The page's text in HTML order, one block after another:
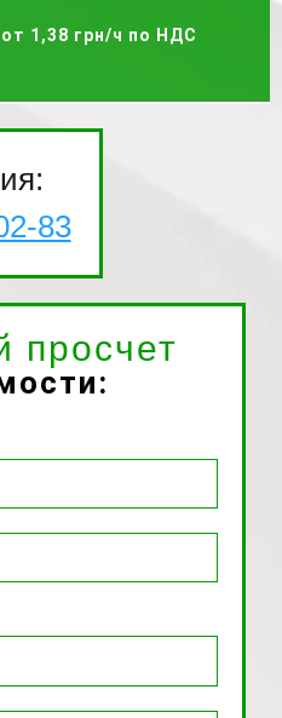
от 1,38 грн/ч по НДС
83
просчет